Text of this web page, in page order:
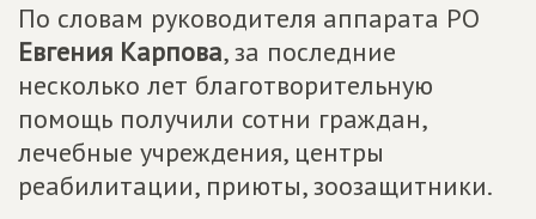
По словам руководителя аппарата РО
Евгения Карпова, за последние
несколько лет благотворительную
помощь получили сотни граждан,
лечебные учреждения, центры
реабилитации, приюты, зоозащитники.